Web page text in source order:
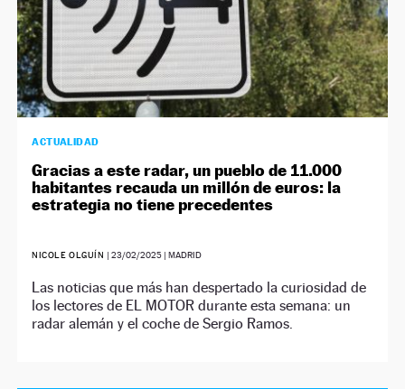
ACTUALIDAD
Gracias a este radar, un pueblo de 11.000
habitantes recauda un millón de euros: la
estrategia no tiene precedentes
NICOLE OLGUÍN | 23/02/2025| MADRID
Las noticias que más han despertado la curiosidad de
los lectores de EL MOTOR durante esta semana: un
radar alemán y el coche de Sergio Ramos.